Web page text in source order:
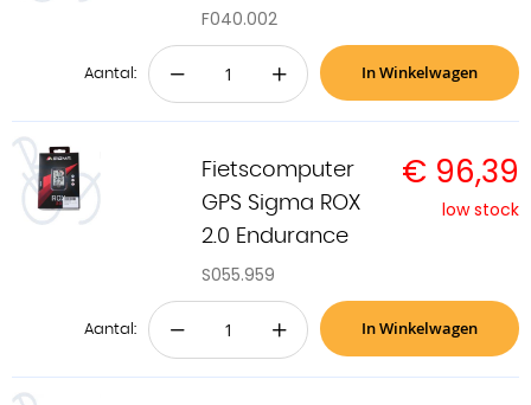
F040.002
Aantal: − + In Winkelwagen
Fietscomputer
GPS Sigma ROX
2.0 Endurance
S055.959
€ 96,39
low stock
Aantal: − + In Winkelwagen